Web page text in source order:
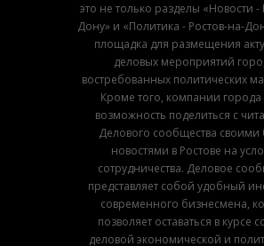
это не только разделы «Новости -
Дону» и «Политика - Ростов-на-
площадка для размещения
деловых мероприятий
востребованных политических
Кроме того, компании
возможность поделиться с
Делового сообщества своими
новостями в Ростове на
сотрудничества. Деловое
представляет собой удобный
современного бизнесмена,
позволяет оставаться в курсе
деловой экономической и